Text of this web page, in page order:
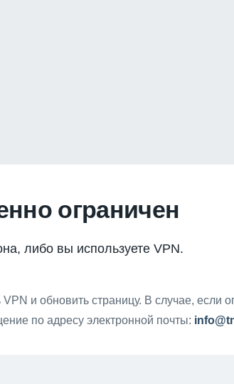
ограничен
либо вы используете VPN.
и обновить страницу. В случае, если
по адресу электронной почты: